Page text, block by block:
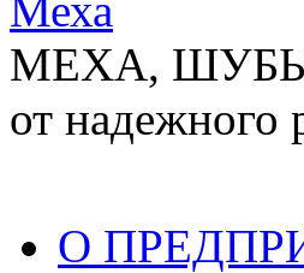
МЕХА,
от надежного
О